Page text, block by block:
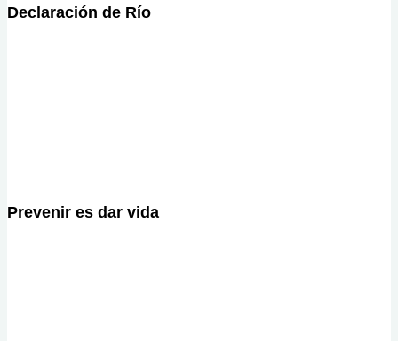
Declaración de Río
Prevenir es dar vida